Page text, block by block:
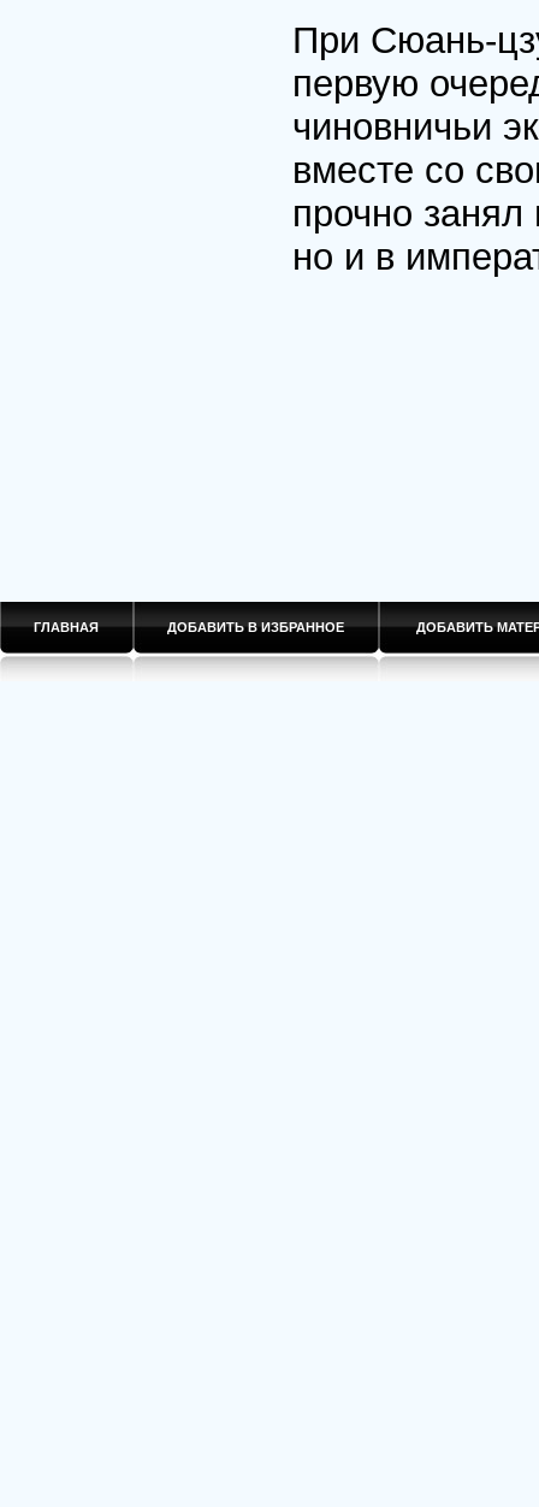
При Сюань-
первую
чиновничьи
вместе со
прочно занял
но и в
ГЛАВНАЯ ДОБАВИТЬ В ИЗБРАННОЕ ДОБАВИТЬ